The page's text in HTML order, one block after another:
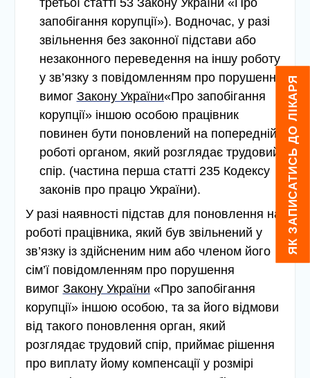
запобігання корупції»). Водночас, у разі
звільнення без законної підстави або
незаконного переведення на іншу роботу
у зв’язку з повідомленням про порушення
вимог Закону України«Про запобігання
корупції» іншою особою працівник
повинен бути поновлений на попередній
роботі органом, який розглядає трудовий
спір. (частина перша статті 235 Кодексу
законів про працю України).
У разі наявності підстав для поновлення на
роботі працівника, який був звільнений у
зв’язку із здійсненим ним або членом його
сім’ї повідомленням про порушення
вимог Закону України «Про запобігання
корупції» іншою особою, та за його відмови
від такого поновлення орган, який
розглядає трудовий спір, приймає рішення
про виплату йому компенсації у розмірі
ЯК ЗАПИСАТИСЬ ДО ЛІКАРЯ